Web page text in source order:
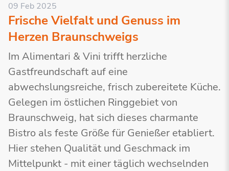
09 Feb 2025
Frische Vielfalt und Genuss im
Herzen Braunschweigs
Im Alimentari & Vini trifft herzliche
Gastfreundschaft auf eine
abwechslungsreiche, frisch zubereitete Küche.
Gelegen im östlichen Ringgebiet von
Braunschweig, hat sich dieses charmante
Bistro als feste Größe für Genießer etabliert.
Hier stehen Qualität und Geschmack im
Mittelpunkt - mit einer täglich wechselnden